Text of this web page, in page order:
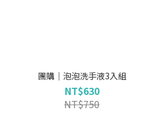
團購｜泡泡洗手液3入組
NT$630
NT$750